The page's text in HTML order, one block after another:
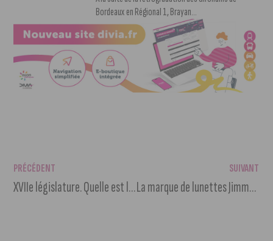
Bordeaux en Régional 1, Brayan...
PRÉCÉDENT
XVIIe législature. Quelle est la composition de l’Assemblée nationale ?
SUIVANT
La marque de lunettes Jimmy Fairly s’installe à la Toison d’Or